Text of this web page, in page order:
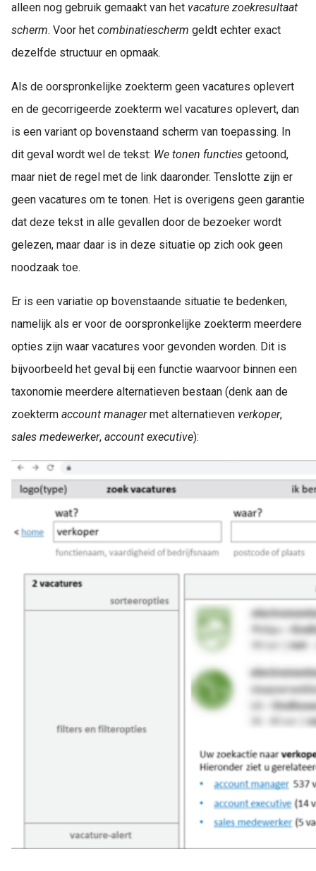
alleen nog gebruik gemaakt van het vacature zoekresultaat
scherm. Voor het combinatiescherm geldt echter exact
dezelfde structuur en opmaak.
Als de oorspronkelijke zoekterm geen vacatures oplevert
en de gecorrigeerde zoekterm wel vacatures oplevert, dan
is een variant op bovenstaand scherm van toepassing. In
dit geval wordt wel de tekst: We tonen functies getoond,
maar niet de regel met de link daaronder. Tenslotte zijn er
geen vacatures om te tonen. Het is overigens geen garantie
dat deze tekst in alle gevallen door de bezoeker wordt
gelezen, maar daar is in deze situatie op zich ook geen
noodzaak toe.
Er is een variatie op bovenstaande situatie te bedenken,
namelijk als er voor de oorspronkelijke zoekterm meerdere
opties zijn waar vacatures voor gevonden worden. Dit is
bijvoorbeeld het geval bij een functie waarvoor binnen een
taxonomie meerdere alternatieven bestaan (denk aan de
zoekterm account managermet alternatieven verkoper,
sales medewerker, account executive):